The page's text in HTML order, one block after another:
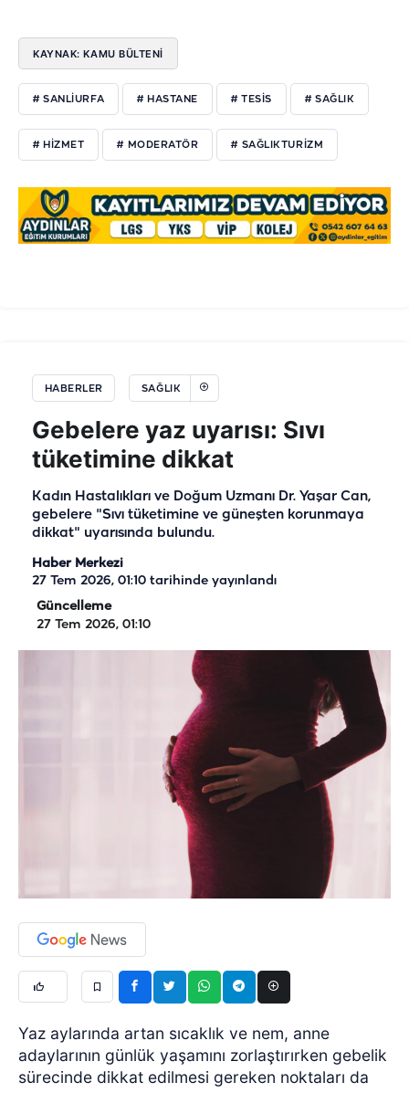
KAYNAK: KAMU BÜLTENİ
# SANLIURFA # HASTANE # TESIS # SAĞLIK
# HIZMET # MODERATÖR # SAĞLIKTURIZM
HABERLER SAĞLIK
Gebelere yaz uyarısı: Sıvı
tüketimine dikkat
Kadın Hastalıkları ve Doğum Uzmanı Dr. Yaşar Can,
gebelere "Sıvı tüketimine ve güneşten korunmaya
dikkat" uyarısında bulundu.
Haber Merkezi
27 Tem 2026, 01:10 tarihinde yayınlandı
Güncelleme
27 Tem 2026, 01:10
Yaz aylarında artan sıcaklık ve nem, anne
adaylarının günlük yaşamını zorlaştırırken gebelik
sürecinde dikkat edilmesi gereken noktaları da